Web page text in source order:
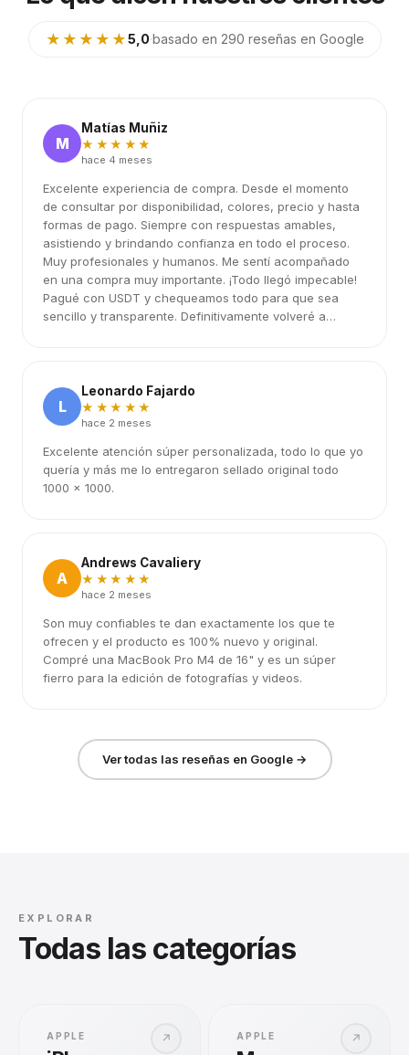
★★★★★5,0·basado en 290 reseñas en Google
M
Matías Muñiz
★★★★★
hace 4 meses
Excelente experiencia de compra. Desde el momento
de consultar por disponibilidad, colores, precio y hasta
formas de pago. Siempre con respuestas amables,
asistiendo y brindando confianza en todo el proceso.
Muy profesionales y humanos. Me sentí acompañado
en una compra muy importante. ¡Todo llegó impecable!
Pagué con USDT y chequeamos todo para que sea
sencillo y transparente. Definitivamente volveré a
L
Leonardo Fajardo
★★★★★
hace 2 meses
Excelente atención súper personalizada, todo lo que yo
quería y más me lo entregaron sellado original todo
1000 x 1000.
A
Andrews Cavaliery
★★★★★
hace 2 meses
Son muy confiables te dan exactamente los que te
ofrecen y el producto es 100% nuevo y original.
Compré una MacBook Pro M4 de 16" y es un súper
fierro para la edición de fotografías y videos.
Ver todas las reseñas en Google →
EXPLORAR
Todas las categorías
↗
APPLE ↗
APPLE